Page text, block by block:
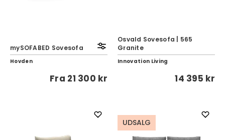
mySOFABED Sovesofa
Hovden
Fra 21 300 kr
Osvald Sovesofa | 565
Granite
Innovation Living
14 395 kr
UDSALG